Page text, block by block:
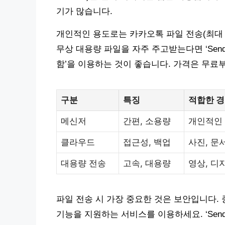
기가 많습니다.
개인적인 용도로는 카카오톡 파일 전송(최
무상 대용량 파일을 자주 주고받는다면
함’을 이용하는 것이 좋습니다. 가격은 무료
구분 특징 적합한
메신저 간편, 소용량 개인적
클라우드 접근성, 백업 사진, 문
대용량 전송 고속, 대용량 영상, 디
파일 전송 시 가장 중요한 것은 보안입니다.
기능을 지원하는 서비스를 이용하세요.